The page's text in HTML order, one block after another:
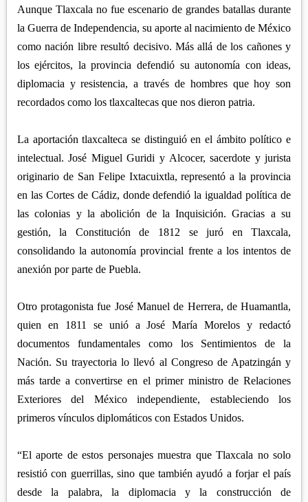
Aunque Tlaxcala no fue escenario de grandes batallas durante
la Guerra de Independencia, su aporte al nacimiento de México
como nación libre resultó decisivo. Más allá de los cañones y
los ejércitos, la provincia defendió su autonomía con ideas,
diplomacia y resistencia, a través de hombres que hoy son
recordados como los tlaxcaltecas que nos dieron patria.
La aportación tlaxcalteca se distinguió en el ámbito político e
intelectual. José Miguel Guridi y Alcocer, sacerdote y jurista
originario de San Felipe Ixtacuixtla, representó a la provincia
en las Cortes de Cádiz, donde defendió la igualdad política de
las colonias y la abolición de la Inquisición. Gracias a su
gestión, la Constitución de 1812 se juró en Tlaxcala,
consolidando la autonomía provincial frente a los intentos de
anexión por parte de Puebla.
Otro protagonista fue José Manuel de Herrera, de Huamantla,
quien en 1811 se unió a José María Morelos y redactó
documentos fundamentales como los Sentimientos de la
Nación. Su trayectoria lo llevó al Congreso de Apatzingán y
más tarde a convertirse en el primer ministro de Relaciones
Exteriores del México independiente, estableciendo los
primeros vínculos diplomáticos con Estados Unidos.
“El aporte de estos personajes muestra que Tlaxcala no solo
resistió con guerrillas, sino que también ayudó a forjar el país
desde la palabra, la diplomacia y la construcción de